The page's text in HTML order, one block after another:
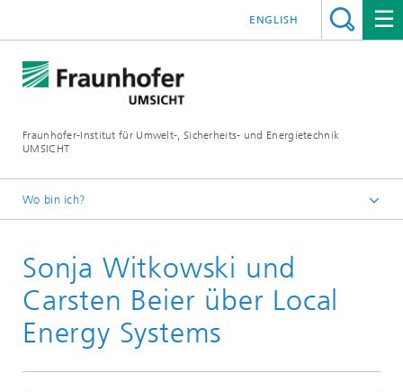
Fraunhofer-Institut für Umwelt-, Sicherheits- und Energietechnik
UMSICHT
ENGLISH
Wo bin ich?
Presse
Pressemitteilungen, Interviews und Meldungen
Sonja Witkowski und
Carsten Beier über Local
Energy Systems